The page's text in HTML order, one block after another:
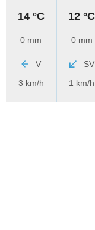
14 °C
0 mm
V
3 km/h
12 °C
0 mm
SV
1 km/h